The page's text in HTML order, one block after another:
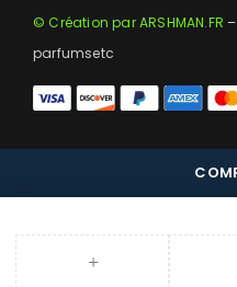
© Création par ARSHMAN.FR
parfumsetc